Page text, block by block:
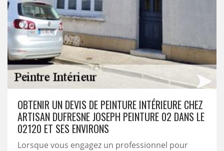
OBTENIR UN DEVIS DE PEINTURE INTÉRIEURE CHEZ
ARTISAN DUFRESNE JOSEPH PEINTURE 02 DANS LE
02120 ET SES ENVIRONS
Lorsque vous engagez un professionnel pour